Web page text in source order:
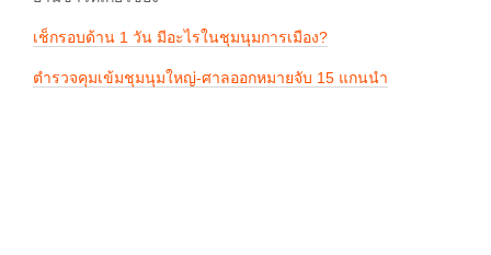
เช็กรอบด้าน 1 วัน มีอะไรในชุมนุมการเมือง?
ตำรวจคุมเข้มชุมนุมใหญ่-ศาลออกหมายจับ 15 แกนนำ